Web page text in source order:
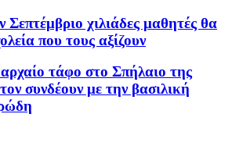
χιλιάδες μαθητές θα
που τους αξίζουν
τάφο στο Σπήλαιο της
συνδέουν με την βασιλική